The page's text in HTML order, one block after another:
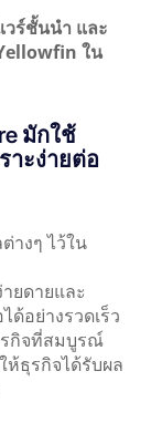
ร์ชั้นนำ และ
ใน
มักใช้
าะง่ายต่อ
างๆ ไว้ใน
ยดายและ
ด้อย่างรวดเร็ว
รกิจที่สมบูรณ์
ธุรกิจได้รับผล